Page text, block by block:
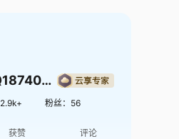
SHQ1874009
2.9k+ 粉丝： 56
获赞 评论